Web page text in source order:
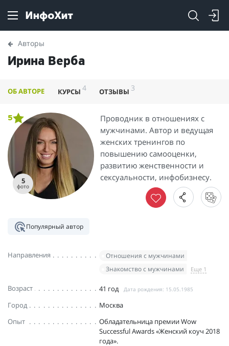
Авторы
Ирина Верба
ОБ АВТОРЕ КУРСЫ 4 ОТЗЫВЫ 3
5
фото
5
Проводник в отношениях с
мужчинами. Автор и ведущая
женских тренингов по
повышению самооценки,
развитию женственности и
сексуальности, инфобизнесу.
Популярный автор
Направления
Отношения с мужчинами
Знакомство с мужчинами
Еще 1
Возраст 41 год Дата рождения: 15.05.1985
Город
Москва
Опыт
Обладательница премии Wow
Successful Awards «Женский коуч 2018
года».